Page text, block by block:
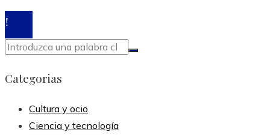
Categorias
Cultura y ocio
Ciencia y tecnología